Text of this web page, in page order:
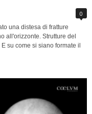
0
una distesa di fratture
all'orizzonte. Strutture del
su come si siano formate il